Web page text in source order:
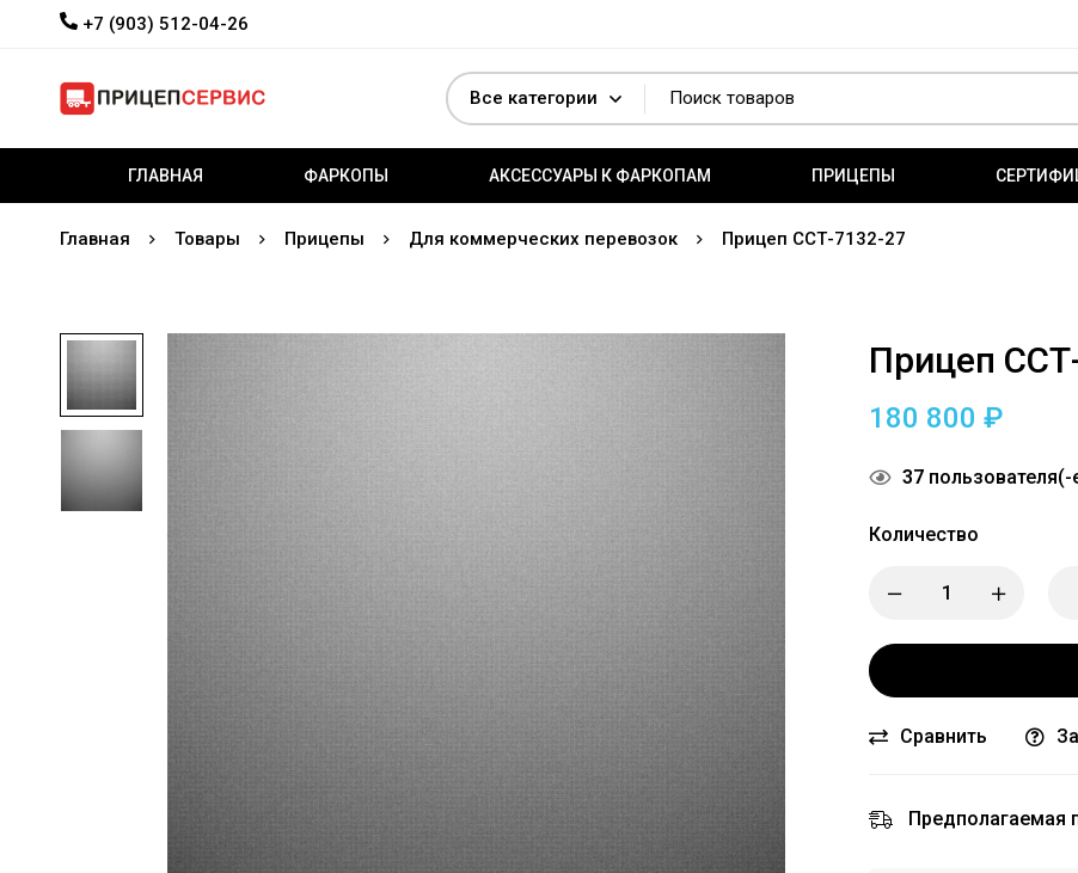
+7 (903) 512-04-26
ГЛАВНАЯ ФАРКОПЫ АКСЕССУАРЫ К ФАРКОПАМ ПРИЦЕПЫ
Главная Товары Прицепы Для коммерческих перевозок Прицеп ССТ-7132-27
Прицеп
180 800 ₽
37 пользователя(-
Количество
Сравнить
Предполагаемая